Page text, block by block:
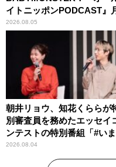
イトニッポンPODCAST』
わりパーソナリティ
2026.08.05
朝井リョウ、知花くららが
別審査員を務めたエッセイ
ンテストの特別番組「#い
なたに伝えたいこと」
2026.08.04